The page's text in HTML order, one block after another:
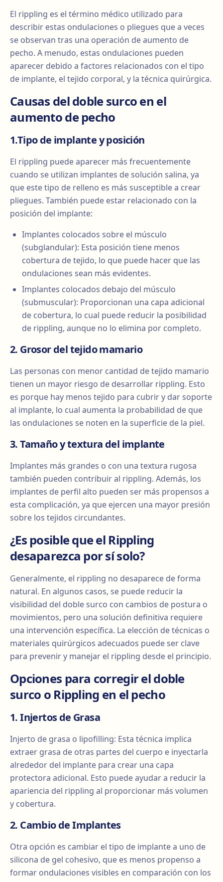
El rippling es el término médico utilizado para
describir estas ondulaciones o pliegues que a veces
se observan tras una operación de aumento de
pecho. A menudo, estas ondulaciones pueden
aparecer debido a factores relacionados con el tipo
de implante, el tejido corporal, y la técnica quirúrgica.
Causas del doble surco en el
aumento de pecho
1.Tipo de implante y posición
El rippling puede aparecer más frecuentemente
cuando se utilizan implantes de solución salina, ya
que este tipo de relleno es más susceptible a crear
pliegues. También puede estar relacionado con la
posición del implante:
Implantes colocados sobre el músculo
(subglandular): Esta posición tiene menos
cobertura de tejido, lo que puede hacer que las
ondulaciones sean más evidentes.
Implantes colocados debajo del músculo
(submuscular): Proporcionan una capa adicional
de cobertura, lo cual puede reducir la posibilidad
de rippling, aunque no lo elimina por completo.
2. Grosor del tejido mamario
Las personas con menor cantidad de tejido mamario
tienen un mayor riesgo de desarrollar rippling. Esto
es porque hay menos tejido para cubrir y dar soporte
al implante, lo cual aumenta la probabilidad de que
las ondulaciones se noten en la superficie de la piel.
3. Tamaño y textura del implante
Implantes más grandes o con una textura rugosa
también pueden contribuir al rippling. Además, los
implantes de perfil alto pueden ser más propensos a
esta complicación, ya que ejercen una mayor presión
sobre los tejidos circundantes.
¿Es posible que el Rippling
desaparezca por sí solo?
Generalmente, el rippling no desaparece de forma
natural. En algunos casos, se puede reducir la
visibilidad del doble surco con cambios de postura o
movimientos, pero una solución definitiva requiere
una intervención específica. La elección de técnicas o
materiales quirúrgicos adecuados puede ser clave
para prevenir y manejar el rippling desde el principio.
Opciones para corregir el doble
surco o Rippling en el pecho
1. Injertos de Grasa
Injerto de grasa o lipofilling: Esta técnica implica
extraer grasa de otras partes del cuerpo e inyectarla
alrededor del implante para crear una capa
protectora adicional. Esto puede ayudar a reducir la
apariencia del rippling al proporcionar más volumen
y cobertura.
2. Cambio de Implantes
Otra opción es cambiar el tipo de implante a uno de
silicona de gel cohesivo, que es menos propenso a
formar ondulaciones visibles en comparación con los